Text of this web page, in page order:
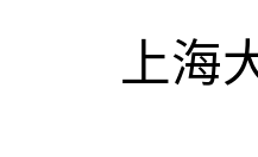
上海